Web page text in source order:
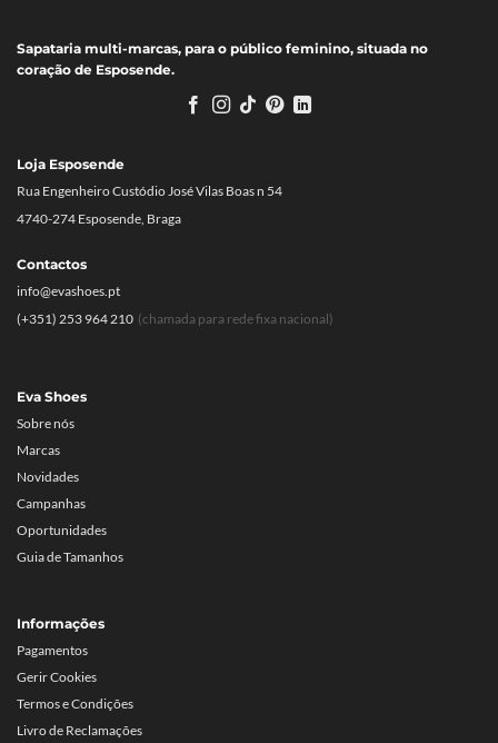
Sapataria multi-marcas, para o público feminino, situada no
coração de Esposende.
Eva Shoes
Sobre nós
Marcas
Novidades
Campanhas
Oportunidades
Guia de Tamanhos
Informações
Pagamentos
Gerir Cookies
Termos e Condições
Livro de Reclamações
Loja Esposende
Rua Engenheiro Custódio José Vilas Boas n 54
4740-274 Esposende, Braga
Contactos
info@evashoes.pt
(+351) 253 964 210 (chamada para rede fixa nacional)